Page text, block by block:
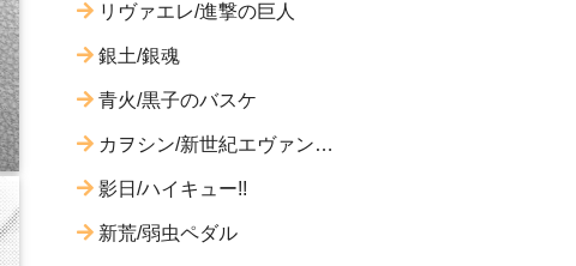
リヴァエレ/進撃の巨人
銀土/銀魂
青火/黒子のバスケ
カヲシン/新世紀エヴァンゲ
影日/ハイキュー!!
新荒/弱虫ペダル